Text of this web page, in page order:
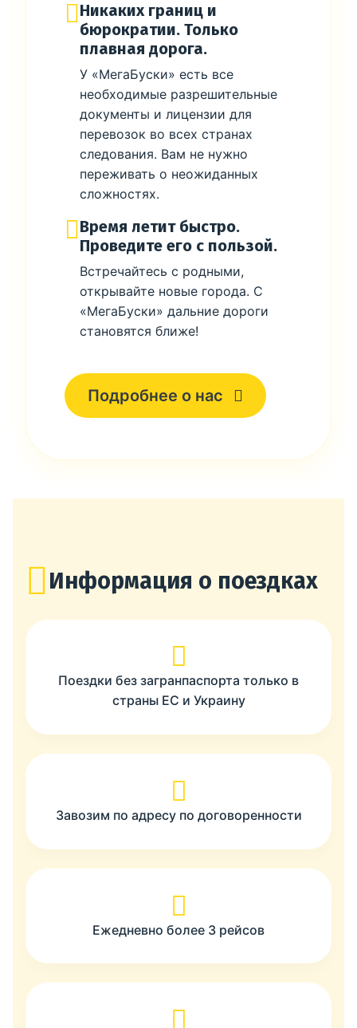
Никаких границ и
бюрократии. Только
плавная дорога.
У «МегаБуски» есть все
необходимые разрешительные
документы и лицензии для
перевозок во всех странах
следования. Вам не нужно
переживать о неожиданных
сложностях.
Время летит быстро.
Проведите его с пользой.
Встречайтесь с родными,
открывайте новые города. С
«МегаБуски» дальние дороги
становятся ближе!
Подробнее о нас
Информация о поездках
Поездки без загранпаспорта только в
страны ЕС и Украину
Завозим по адресу по договоренности
Ежедневно более 3 рейсов